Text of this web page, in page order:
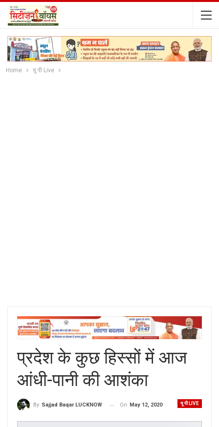
Home यू पी Live
प्रदेश के कुछ हिस्सों में आज
आंधी-पानी की आशंका
यू पी LIVE
By Sajjad Baqar LUCKNOW On May 12, 2020